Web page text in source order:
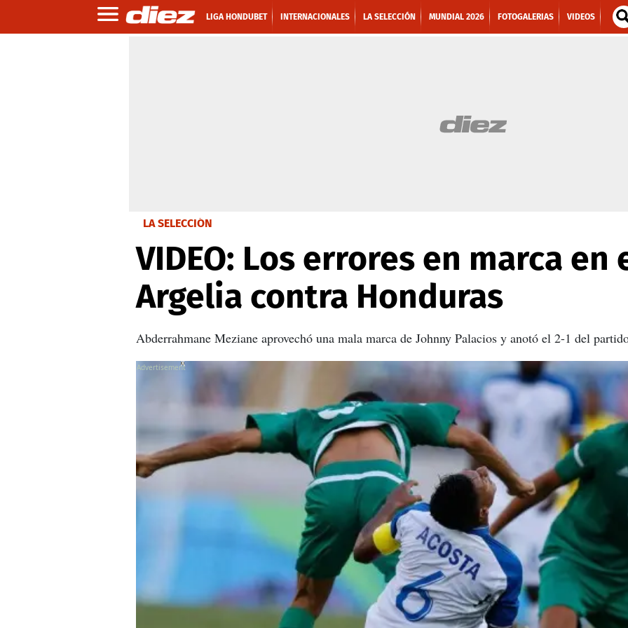
LIGA HONDUBET INTERNACIONALES LA SELECCIÓN MUNDIAL 2026 FOTOGALERIAS VIDEOS
LA SELECCIÓN
VIDEO: Los errores en marca en
Argelia contra Honduras
Abderrahmane Meziane aprovechó una mala marca de Johnny Palacios y anotó el 2-1 del
X